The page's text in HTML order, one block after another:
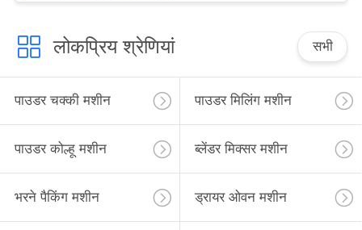
लोकप्रिय श्रेणियां सभी
पाउडर चक्की मशीन पाउडर मिलिंग मशीन
पाउडर कोल्हू मशीन ब्लेंडर मिक्सर मशीन
भरने पैकिंग मशीन ड्रायर ओवन मशीन